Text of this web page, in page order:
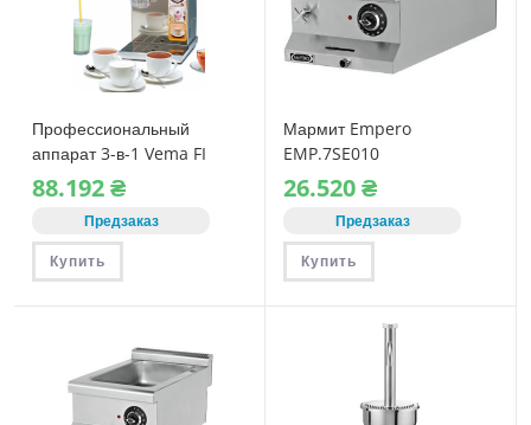
Профессиональный
аппарат 3-в-1 Vema FI
2088 (Шоколадница,
Миксер, Парогенератор)
88.192₴
Предзаказ
Купить
Мармит Empero
EMP.7SE010
26.520₴
Предзаказ
Купить